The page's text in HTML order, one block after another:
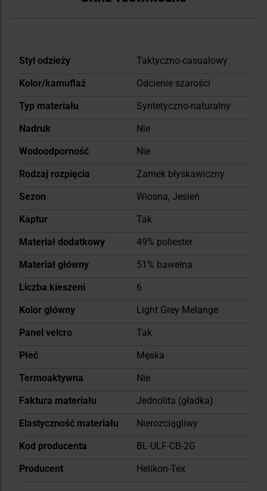
Więcej
Styl odzieży
Taktyczno-casualowy
Kolor/kamuflaż
Odcienie szarości
Typ materiału
Syntetyczno-naturalny
Nadruk
Nie
Wodoodporność
Nie
Rodzaj rozpięcia
Zamek błyskawiczny
Sezon
Wiosna, Jesień
Kaptur
Tak
Materiał dodatkowy
49% poliester
Materiał główny
51% bawełna
Liczba kieszeni
6
Kolor główny
Light Grey Melange
Panel velcro
Tak
Płeć
Męska
Termoaktywna
Nie
Faktura materiału
Jednolita (gładka)
Elastyczność materiału
Nierozciągliwy
Kod producenta
BL-ULF-CB-2G
Producent
Helikon-Tex